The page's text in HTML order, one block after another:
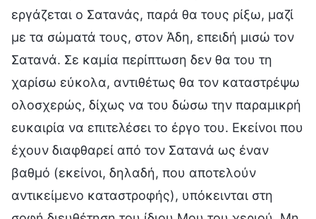
εργάζεται ο Σατανάς, παρά θα τους ρίξω, μαζί
με τα σώματά τους, στον Άδη, επειδή μισώ τον
Σατανά. Σε καμία περίπτωση δεν θα του τη
χαρίσω εύκολα, αντιθέτως θα τον καταστρέψω
ολοσχερώς, δίχως να του δώσω την παραμικρή
ευκαιρία να επιτελέσει το έργο του. Εκείνοι που
έχουν διαφθαρεί από τον Σατανά ως έναν
βαθμό (εκείνοι, δηλαδή, που αποτελούν
αντικείμενο καταστροφής), υπόκεινται στη